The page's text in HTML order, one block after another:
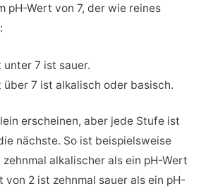
pH-Wert von 7, der wie reines
unter 7 ist sauer.
über 7 ist alkalisch oder basisch.
erscheinen, aber jede Stufe ist
nächste. So ist beispielsweise
alkalischer als ein pH-Wert
von 2 ist zehnmal sauer als ein pH-